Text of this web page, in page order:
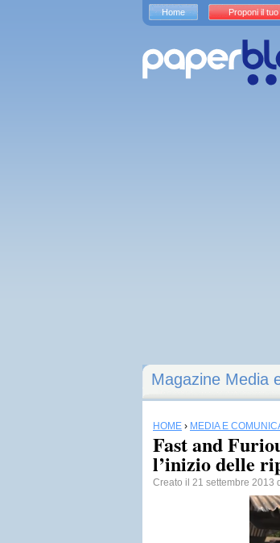
Magazine Media
HOME › MEDIA E
Fast and
l’inizio delle
Creato il 21 settembre 2013
Home Proponi il tuo